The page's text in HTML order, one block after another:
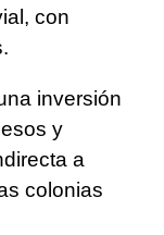
con
inversión
y
a
colonias